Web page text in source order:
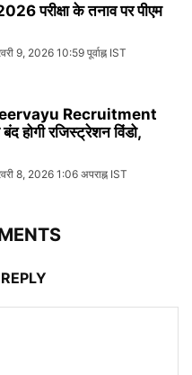
2026 परीक्षा के तनाव पर पीएम
9, 2026 10:59 पूर्वाह्न IST
Recruitment
होगी रजिस्ट्रेशन विंडो,
8, 2026 1:06 अपराह्न IST